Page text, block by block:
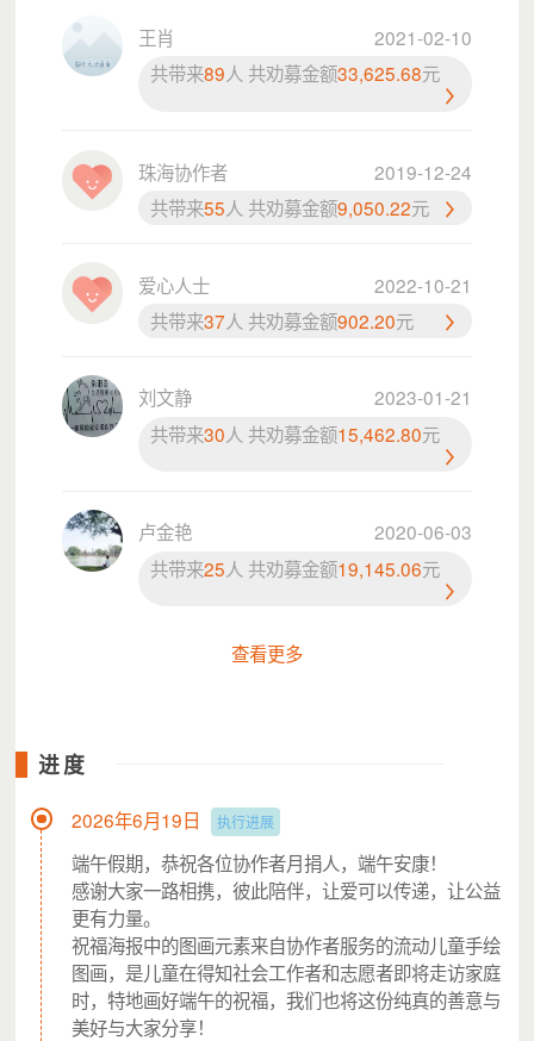
从未体检过）。
（2）给营养差的孩子补充牛奶、鸡蛋等营养物资
餐？每天运动多久？
（4）为心理有压力的孩子提供个案辅导，开“抗逆力
4. 帮助更多机构一起做（模式推广）
把我们的经验总结成培训课程，分享给其他公益组
家长，并带动更多志愿者参与。
更重要的是：很多曾经接受过协作者帮助的孩子，后
来成了我们的志愿者，从“受助者”变成了“助人者”——这
项目预算
王肖
2021-02-10
共带来89人 共劝募金额33,625.68元
珠海协作者
2019-12-24
共带来55人 共劝募金额9,050.22元
爱心人士
2022-10-21
共带来37人 共劝募金额902.20元
刘文静
2023-01-21
共带来30人 共劝募金额15,462.80元
卢金艳
2020-06-03
共带来25人 共劝募金额19,145.06元
查看更多
进度
2026年6月19日 执行进展
端午假期，恭祝各位协作者月捐人，端午安康！
感谢大家一路相携，彼此陪伴，让爱可以传递，让公益
更有力量。
祝福海报中的图画元素来自协作者服务的流动儿童手绘
图画，是儿童在得知社会工作者和志愿者即将走访家庭
时，特地画好端午的祝福，我们也将这份纯真的善意与
美好与大家分享！